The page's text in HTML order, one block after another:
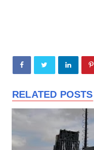
RELATED POSTS